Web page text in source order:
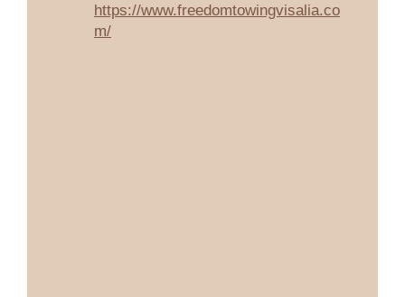
https://www.freedomtowingvisalia.co
m/